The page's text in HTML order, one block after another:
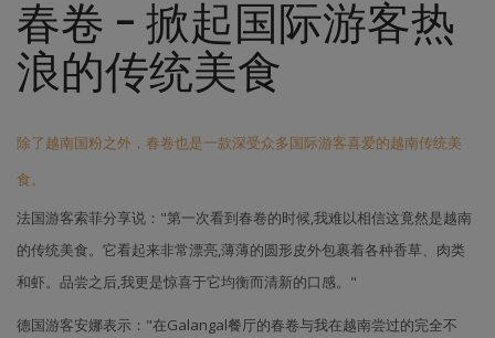
春卷 - 掀起国际游客热
浪的传统美食
除了越南国粉之外，春卷也是一款深受众多国际游客喜爱的越南传统美
食。
法国游客索菲分享说："第一次看到春卷的时候,我难以相信这竟然是越南
的传统美食。它看起来非常漂亮,薄薄的圆形皮外包裹着各种香草、肉类
和虾。品尝之后,我更是惊喜于它均衡而清新的口感。"
德国游客安娜表示："在Galangal餐厅的春卷与我在越南尝过的完全不